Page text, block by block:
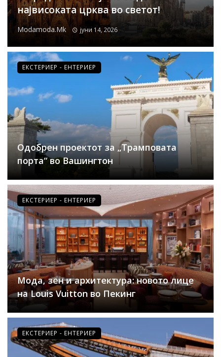
највисоката црква во светот!
Modamoda.mk јуни 14, 2026
Одобрен проектот за „Трамповата
порта“ во Вашингтон
ЕКСТЕРИЕР - ЕНТЕРИЕР
Мода, зен и архитектура: новото лице
на Louis Vuitton во Пекинг
ЕКСТЕРИЕР - ЕНТЕРИЕР
ЕКСТЕРИЕР - ЕНТЕРИЕР